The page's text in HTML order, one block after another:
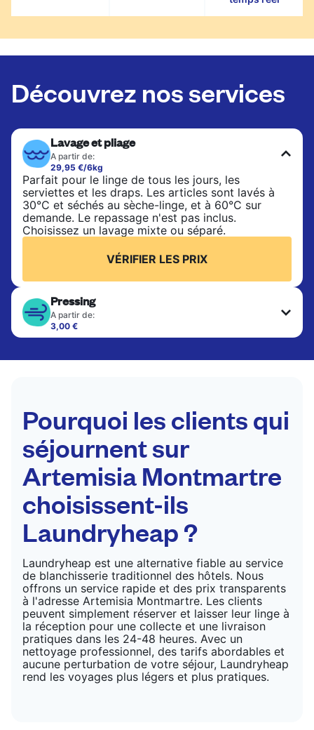
Découvrez nos services
Lavage et pliage
A partir de:
29,95 €/6kg
Parfait pour le linge de tous les jours, les
serviettes et les draps. Les articles sont lavés à
30°C et séchés au sèche-linge, et à 60°C sur
demande. Le repassage n'est pas inclus.
Choisissez un lavage mixte ou séparé.
VÉRIFIER LES PRIX
Pressing
A partir de:
3,00 €
Les articles délicats sont nettoyés à sec et finis
costumes, les robes, les manteaux et les tissus
VÉRIFIER LES PRIX
Pourquoi les clients qui
séjournent sur
Artemisia Montmartre
choisissent-ils
Laundryheap ?
Laundryheap est une alternative fiable au service
de blanchisserie traditionnel des hôtels. Nous
offrons un service rapide et des prix transparents
à l'adresse Artemisia Montmartre. Les clients
peuvent simplement réserver et laisser leur linge à
la réception pour une collecte et une livraison
pratiques dans les 24-48 heures. Avec un
nettoyage professionnel, des tarifs abordables et
aucune perturbation de votre séjour, Laundryheap
rend les voyages plus légers et plus pratiques.